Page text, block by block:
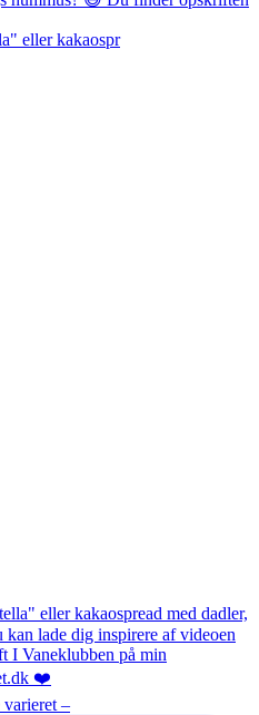
eller kakaospr
varieret –